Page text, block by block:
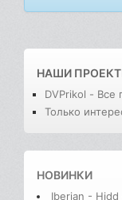
НАШИ
DVPrikol - Все
Только
НОВИНКИ
Iberian - Hidd